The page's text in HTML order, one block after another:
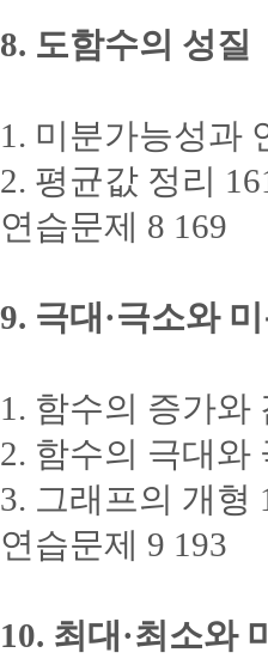
8. 도함수의 성질
1. 미분가능성과
2. 평균값 정리
연습문제 8 169
9. 극대·극소와
1. 함수의 증가와
2. 함수의 극대와
3. 그래프의 개형
연습문제 9 193
10. 최대·최소와